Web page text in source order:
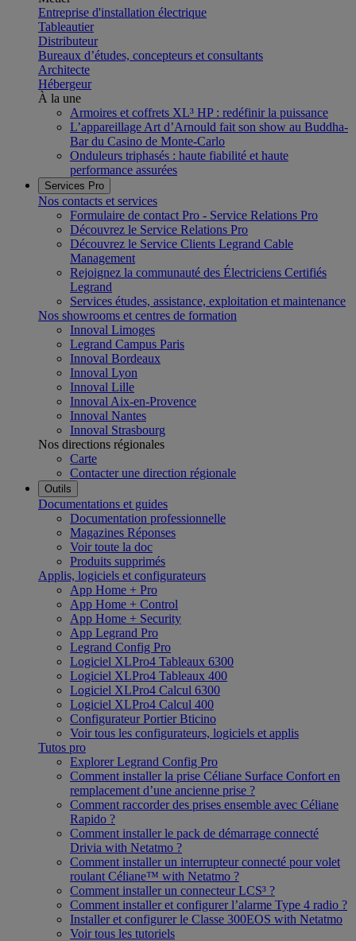
Entreprise d'installation électrique
Tableautier
Distributeur
Bureaux d’études, concepteurs et consultants
Architecte
Hébergeur
À la une
Armoires et coffrets XL³ HP : redéfinir la puissance
L’appareillage Art d’Arnould fait son show au Buddha-
Bar du Casino de Monte-Carlo
Onduleurs triphasés : haute fiabilité et haute
performance assurées
Services Pro
Nos contacts et services
Formulaire de contact Pro - Service Relations Pro
Découvrez le Service Relations Pro
Découvrez le Service Clients Legrand Cable
Management
Rejoignez la communauté des Électriciens Certifiés
Legrand
Services études, assistance, exploitation et maintenance
Nos showrooms et centres de formation
Innoval Limoges
Legrand Campus Paris
Innoval Bordeaux
Innoval Lyon
Innoval Lille
Innoval Aix-en-Provence
Innoval Nantes
Innoval Strasbourg
Nos directions régionales
Carte
Contacter une direction régionale
Outils
Documentations et guides
Documentation professionnelle
Magazines Réponses
Voir toute la doc
Produits supprimés
Applis, logiciels et configurateurs
App Home + Pro
App Home + Control
App Home + Security
App Legrand Pro
Legrand Config Pro
Logiciel XLPro4 Tableaux 6300
Logiciel XLPro4 Tableaux 400
Logiciel XLPro4 Calcul 6300
Logiciel XLPro4 Calcul 400
Configurateur Portier Bticino
Voir tous les configurateurs, logiciels et applis
Tutos pro
Explorer Legrand Config Pro
Comment installer la prise Céliane Surface Confort en
remplacement d’une ancienne prise ?
Comment raccorder des prises ensemble avec Céliane
Rapido ?
Comment installer le pack de démarrage connecté
Drivia with Netatmo ?
Comment installer un interrupteur connecté pour volet
roulant Céliane™ with Netatmo ?
Comment installer un connecteur LCS³ ?
Comment installer et configurer l’alarme Type 4 radio ?
Installer et configurer le Classe 300EOS with Netatmo
Voir tous les tutoriels